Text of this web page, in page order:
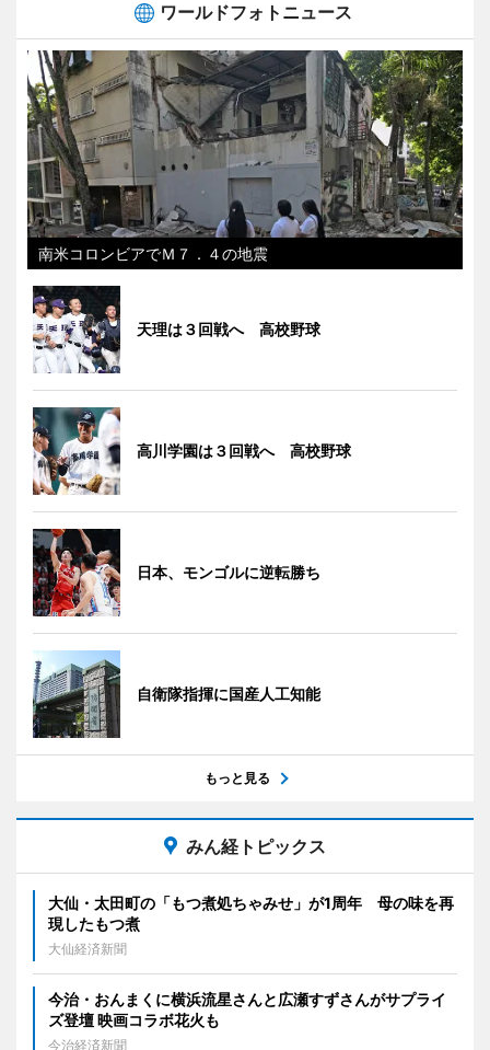
ワールドフォトニュース
南米コロンビアでＭ７．４の地震
天理は３回戦へ 高校野球
高川学園は３回戦へ 高校野球
日本、モンゴルに逆転勝ち
自衛隊指揮に国産人工知能
もっと見る
みん経トピックス
大仙・太田町の「もつ煮処ちゃみせ」が1周年 母の味を再
現したもつ煮
大仙経済新聞
今治・おんまくに横浜流星さんと広瀬すずさんがサプライ
ズ登壇 映画コラボ花火も
今治経済新聞